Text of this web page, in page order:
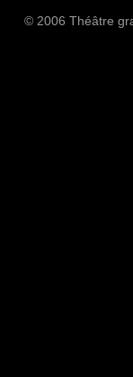
© 2006 Théâtre